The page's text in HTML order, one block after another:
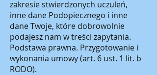
zakresie stwierdzonych uczuleń,
inne dane Podopiecznego i inne
dane Twoje, które dobrowolnie
podajesz nam w treści zapytania.
Podstawa prawna. Przygotowanie i
wykonania umowy (art. 6 ust. 1 lit. b
RODO).